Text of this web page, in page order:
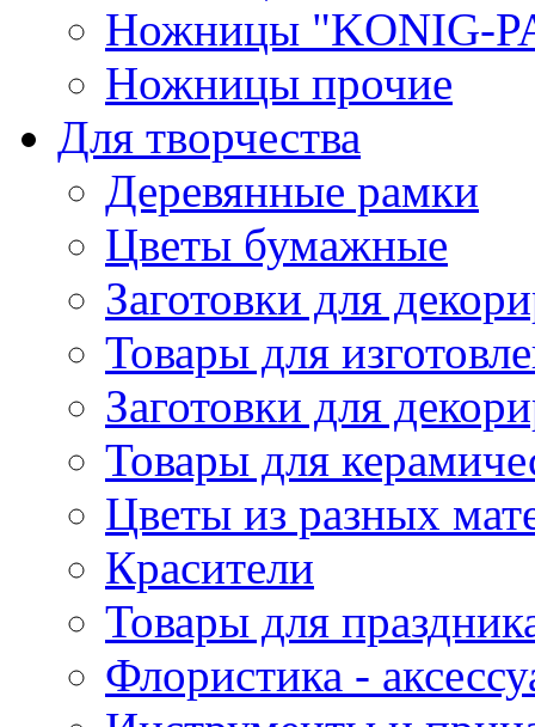
Ножницы "KONIG-
Ножницы прочие
Для творчества
Деревянные рамки
Цветы бумажные
Заготовки для
Товары для
Заготовки для
Товары для
Цветы из разных
Красители
Товары для
Флористика -